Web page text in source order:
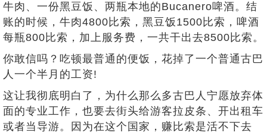
牛肉、一份黑豆饭、两瓶本地的Bucanero啤酒。结
账的时候，牛肉4800比索，黑豆饭1500比索，啤酒
每瓶800比索，加上服务费，一共干出去8500比索。
你敢信吗？吃顿最普通的便饭，花掉了一个普通古巴
人一个半月的工资!
这让我彻底明白了，为什么那么多古巴人宁愿放弃体
面的专业工作，也要去街头给游客拉皮条、开出租车
或者当导游。因为在这个国家，赚比索是活不下去